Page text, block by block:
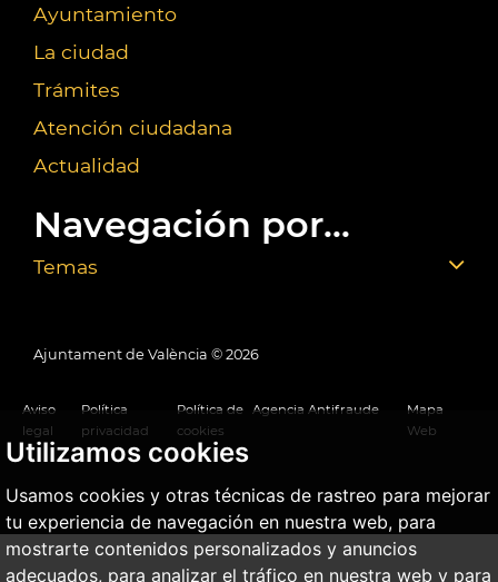
Utilizamos cookies
Usamos cookies y otras técnicas de rastreo para mejorar
tu experiencia de navegación en nuestra web, para
mostrarte contenidos personalizados y anuncios
adecuados, para analizar el tráfico en nuestra web y para
Ayuntamiento
La ciudad
Trámites
Atención ciudadana
Actualidad
Navegación por...
Temas
Ajuntament de València © 2026
Aviso
legal
Política
privacidad
Política de
cookies
Agencia Antifraude
Mapa
Web